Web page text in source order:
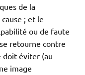
de la
; et le
ou de faute
retourne contre
doit éviter (au
image